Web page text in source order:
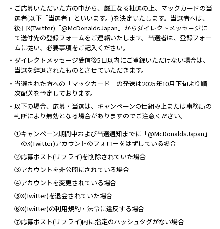
・ご応募いただいた方の中から、厳正なる抽選の上、マックカードの当
選者(以下「当選者」といいます。)を決定いたします。当選者へは、
後日X(Twitter)「@McDonaldsJapan 」からダイレクトメッセージに
て送付先の登録フォームをご連絡いたします。当選者は、登録フォー
ムに従い、必要事項をご記入ください。
・ダイレクトメッセージ受信後5日以内にご登録いただけない場合は、
当選を辞退されたものとさせていただきます。
・当選された方への「マックカード」の発送は2025年10月下旬より順
次配送を予定しております。
・以下の場合、応募・当選は、キャンペーンの仕組み上または事務局の
判断により無効となる場合がありますのでご注意ください。
①キャンペーン期間中および当選通知までに「@McDonaldsJapan 」
のX(Twitter)アカウントのフォローをはずしている場合
②応募ポスト(リプライ)を削除されていた場合
③アカウントを非公開にされている場合
④アカウントを変更されている場合
⑤X(Twitter)を退会されていた場合
⑥X(Twitter)の利用規約・法令に違反する場合
⑦応募ポスト(リプライ)内に指定のハッシュタグがない場合